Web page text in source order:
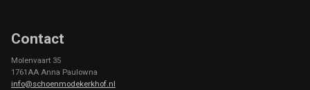
Contact
Molenvaart 35
1761AA Anna Paulowna
info@schoenmodekerkhof.nl